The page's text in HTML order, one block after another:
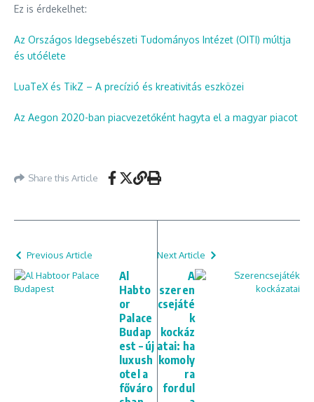
Ez is érdekelhet:
Az Országos Idegsebészeti Tudományos Intézet (OITI) múltja
és utóélete
LuaTeX és TikZ – A precízió és kreativitás eszközei
Az Aegon 2020-ban piacvezetőként hagyta el a magyar piacot
Share this Article
Previous Article
Al
Habto
or
Palace
Budap
est – új
luxush
otel a
főváro
Next Article
A
szeren
csejáté
k
kockáz
atai: ha
komoly
ra
fordul